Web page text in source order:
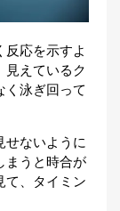
応を示すよ
見えているク
く泳ぎ回って
せないように
まうと時合が
て、タイミン